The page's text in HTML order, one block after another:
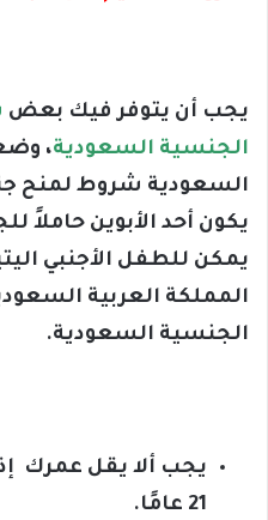
يجب أن يتوفر فيك بعض
الجنسية السعودية،
السعودية شروط لمنح
يكون أحد الأبوين حاملاً
يمكن للطفل الأجنبي
المملكة العربية
الجنسية السعودية.
يجب ألا يقل عمرك
21 عامًا.